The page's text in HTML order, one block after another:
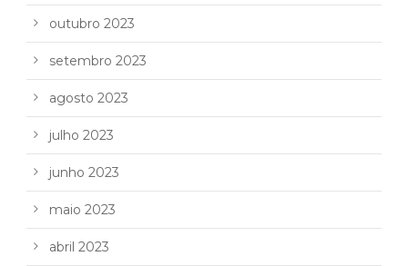
outubro 2023
setembro 2023
agosto 2023
julho 2023
junho 2023
maio 2023
abril 2023